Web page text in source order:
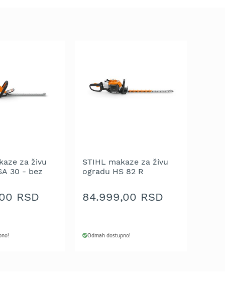
za živu
30 - bez
RSD
STIHL makaze za živu
ogradu HS 82 R
84.999,00 RSD
Odmah dostupno!